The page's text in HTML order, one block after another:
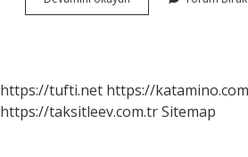
Marmelatı
https://tufti.net https://
https://taksitleev.com.trSitemap